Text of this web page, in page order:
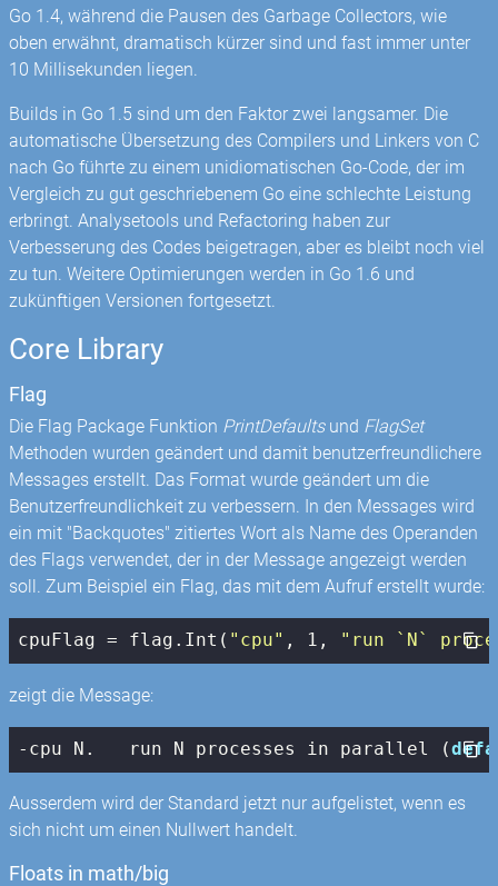
Go 1.4, während die Pausen des Garbage Collectors, wie
oben erwähnt, dramatisch kürzer sind und fast immer unter
10 Millisekunden liegen.
Builds in Go 1.5 sind um den Faktor zwei langsamer. Die
automatische Übersetzung des Compilers und Linkers von C
nach Go führte zu einem unidiomatischen Go-Code, der im
Vergleich zu gut geschriebenem Go eine schlechte Leistung
erbringt. Analysetools und Refactoring haben zur
Verbesserung des Codes beigetragen, aber es bleibt noch viel
zu tun. Weitere Optimierungen werden in Go 1.6 und
zukünftigen Versionen fortgesetzt.
Core Library
Flag
Die Flag Package Funktion PrintDefaultsund FlagSet
Methoden wurden geändert und damit benutzerfreundlichere
Messages erstellt. Das Format wurde geändert um die
Benutzerfreundlichkeit zu verbessern. In den Messages wird
ein mit "Backquotes" zitiertes Wort als Name des Operanden
des Flags verwendet, der in der Message angezeigt werden
soll. Zum Beispiel ein Flag, das mit dem Aufruf erstellt wurde:
cpuFlag = flag.Int( "cpu" , 1 , "run `N`
zeigt die Message:
-cpu N.   run N processes in parallel (
Ausserdem wird der Standard jetzt nur aufgelistet, wenn es
sich nicht um einen Nullwert handelt.
Floats in math/big